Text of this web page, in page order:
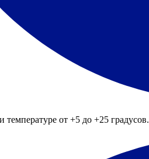
температуре от +5 до +25 градусов.